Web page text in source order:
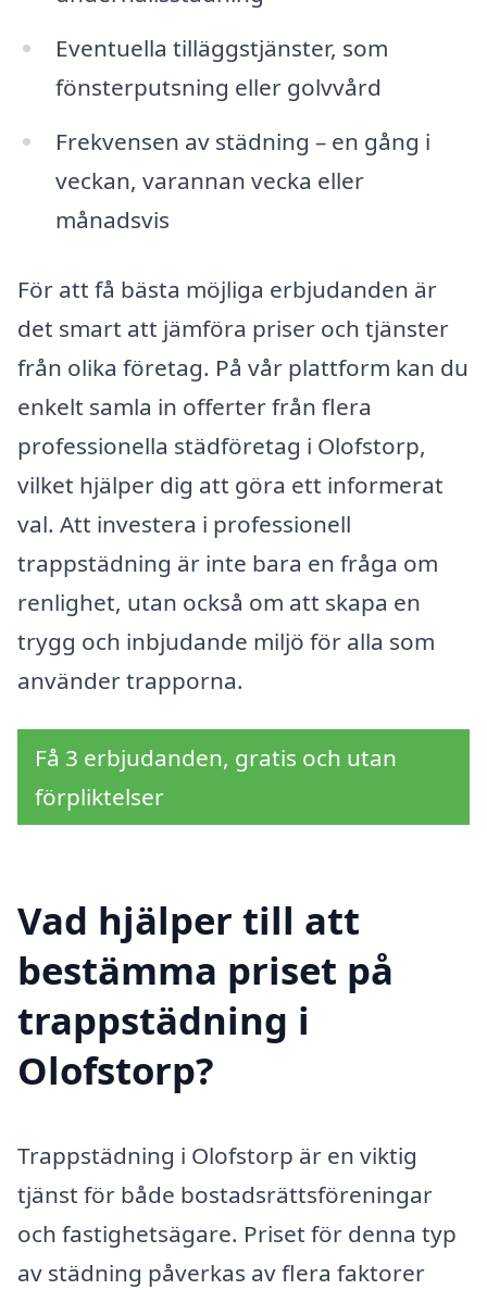
Eventuella tilläggstjänster, som
fönsterputsning eller golvvård
Frekvensen av städning – en gång i
veckan, varannan vecka eller
månadsvis
För att få bästa möjliga erbjudanden är
det smart att jämföra priser och tjänster
från olika företag. På vår plattform kan du
enkelt samla in offerter från flera
professionella städföretag i Olofstorp,
vilket hjälper dig att göra ett informerat
val. Att investera i professionell
trappstädning är inte bara en fråga om
renlighet, utan också om att skapa en
trygg och inbjudande miljö för alla som
använder trapporna.
Få 3 erbjudanden, gratis och utan
förpliktelser
Vad hjälper till att
bestämma priset på
trappstädning i
Olofstorp?
Trappstädning i Olofstorp är en viktig
tjänst för både bostadsrättsföreningar
och fastighetsägare. Priset för denna typ
av städning påverkas av flera faktorer